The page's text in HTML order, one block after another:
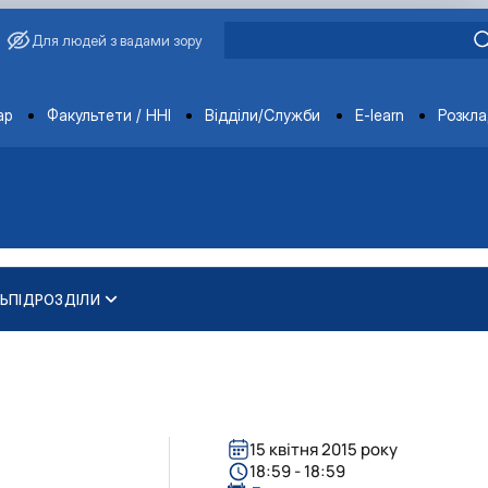
Для людей з вадами зору
Факультети / ННІ Відділи/Служби E-learn
ПІДРОЗДІЛИ
15 квітня 2015 року
18:59 - 18:59